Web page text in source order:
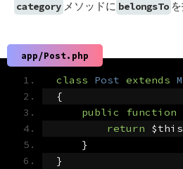
category メソッドに belongsTo
app/Post.php
class Post extends
{
public
function
return $this
}
}